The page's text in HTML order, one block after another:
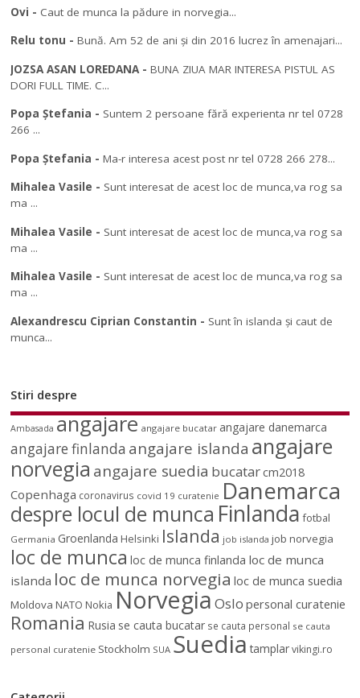
Ovi - Caut de munca la pădure in norvegia...
Relu tonu -Bună. Am 52 de ani și din 2016 lucrez în amenajari...
JOZSA ASAN LOREDANA-BUNA ZIUA MAR INTERESA PISTUL AS
DORI FULL TIME. C...
Popa Ștefania - Suntem 2 persoane fără experienta nr tel 0728
266 ...
Popa Ștefania -Ma-r interesa acest post nr tel 0728 266 278...
Mihalea Vasile - Sunt interesat de acest loc de munca,va rog sa
ma ...
Mihalea Vasile - Sunt interesat de acest loc de munca,va rog sa
ma ...
Mihalea Vasile - Sunt interesat de acest loc de munca,va rog sa
ma ...
Alexandrescu Ciprian Constantin - Sunt în islanda și caut de
munca...
Stiri despre
Ambasada angajare angajare bucatar angajare danemarca
angajare finlanda angajare islanda angajare
norvegia angajare suedia bucatarcm2018
Copenhaga coronavirus covid 19 curatenie Danemarca
despre locul de munca Finlanda fotbal
Germania Groenlanda Helsinki Islanda job islanda job norvegia
loc de munca loc de munca finlanda loc de munca
islanda loc de munca norvegia loc de munca suedia
Moldova NATO Nokia NorvegiaOslo personal curatenie
Romania Rusia se cauta bucatar se cauta personal se cauta
personal curatenie Stockholm SUA Suedia tamplar vikingi.ro